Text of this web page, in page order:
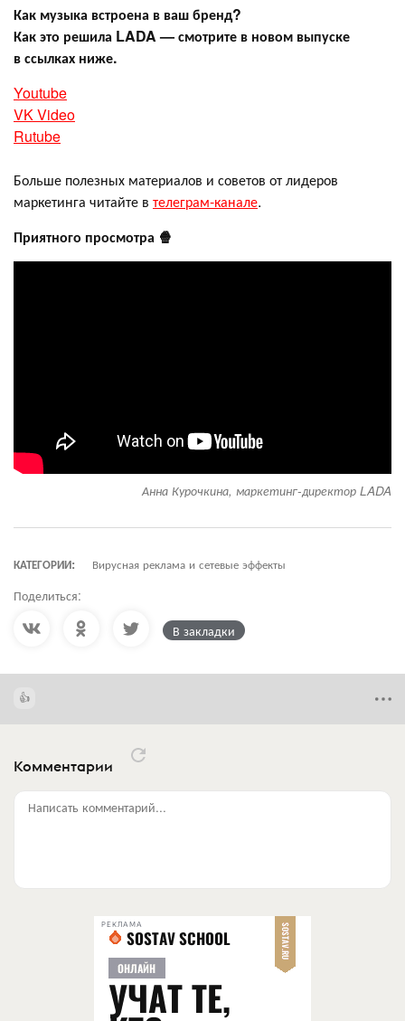
Как музыка встроена в ваш бренд?
Как это решила LADA — смотрите в новом выпуске
в ссылках ниже.
Youtube
VK Video
Rutube
Больше полезных материалов и советов от лидеров
маркетинга читайте в телеграм-канале.
Приятного просмотра 🍿
Анна Курочкина, маркетинг-директор LADA
КАТЕГОРИИ: Вирусная реклама и сетевые эффекты
Поделиться:
В закладки
Комментарии
Написать комментарий...
РЕКЛАМА